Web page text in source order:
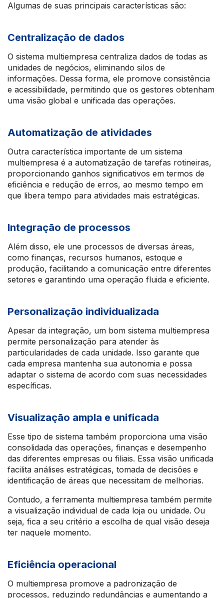
Algumas de suas principais características são:
Centralização de dados
O sistema multiempresa centraliza dados de todas as
unidades de negócios, eliminando silos de
informações. Dessa forma, ele promove consistência
e acessibilidade, permitindo que os gestores obtenham
uma visão global e unificada das operações.
Automatização de atividades
Outra característica importante de um sistema
multiempresa é a automatização de tarefas rotineiras,
proporcionando ganhos significativos em termos de
eficiência e redução de erros, ao mesmo tempo em
que libera tempo para atividades mais estratégicas.
Integração de processos
Além disso, ele une processos de diversas áreas,
como finanças, recursos humanos, estoque e
produção, facilitando a comunicação entre diferentes
setores e garantindo uma operação fluida e eficiente.
Personalização individualizada
Apesar da integração, um bom sistema multiempresa
permite personalização para atender às
particularidades de cada unidade. Isso garante que
cada empresa mantenha sua autonomia e possa
adaptar o sistema de acordo com suas necessidades
específicas.
Visualização ampla e unificada
Esse tipo de sistema também proporciona uma visão
consolidada das operações, finanças e desempenho
das diferentes empresas ou filiais. Essa visão unificada
facilita análises estratégicas, tomada de decisões e
identificação de áreas que necessitam de melhorias.
Contudo, a ferramenta multiempresa também permite
a visualização individual de cada loja ou unidade. Ou
seja, fica a seu critério a escolha de qual visão deseja
ter naquele momento.
Eficiência operacional
O multiempresa promove a padronização de
processos, reduzindo redundâncias e aumentando a